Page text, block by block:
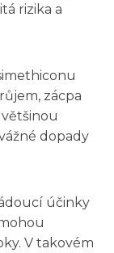
rizika a
zácpa
dopady
účinky
V takovém